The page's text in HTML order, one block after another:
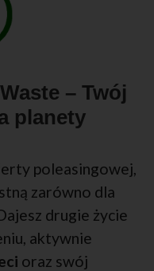
– Twój
planety
poleasingowej,
zarówno dla
drugie życie
aktywnie
oraz swój